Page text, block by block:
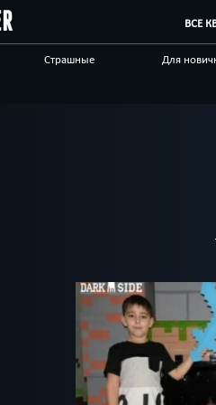
ВСЕ
Страшные Для